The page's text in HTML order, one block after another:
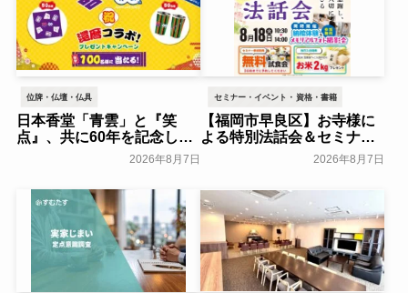
位牌・仏壇・仏具
日本香堂「青雲」と『笑
点』、共に60年を記念した
初コラボ！オリジナルグッ
ズのプレゼントキャンペー
ンを実施～日本香堂～
一般公開
2026年8月7日
セミナー・イベント・資格・書籍
【福岡市早良区】お寺様に
よる特別法話会＆セミナー
特典「無料試食会」を8月
18日(月)にシティホール飯
一般公開
2026年8月7日